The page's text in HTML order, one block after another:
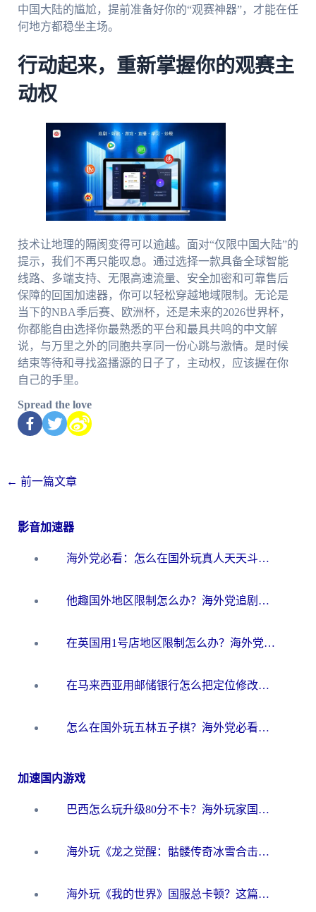
中国大陆的尴尬，提前准备好你的“观赛神器”，才能在任
何地方都稳坐主场。
行动起来，重新掌握你的观赛主
动权
技术让地理的隔阂变得可以逾越。面对“仅限中国大陆”的
提示，我们不再只能叹息。通过选择一款具备全球智能
线路、多端支持、无限高速流量、安全加密和可靠售后
保障的回国加速器，你可以轻松穿越地域限制。无论是
当下的NBA季后赛、欧洲杯，还是未来的2026世界杯，
你都能自由选择你最熟悉的平台和最具共鸣的中文解
说，与万里之外的同胞共享同一份心跳与激情。是时候
结束等待和寻找盗播源的日子了，主动权，应该握在你
自己的手里。
Spread the love
← 前一篇文章
影音加速器
海外党必看：怎么在国外玩真人天天斗地主？附证券开户、音乐定位修改全攻略
他趣国外地区限制怎么办？海外党追剧听歌看直播的一站式解决方案
在英国用1号店地区限制怎么办？海外党必看的回国加速全攻略
在马来西亚用邮储银行怎么把定位修改到中国国内？3个海外生活痛点一次解决
怎么在国外玩五林五子棋？海外党必看的回国加速全攻略（附优酷荔枝FM解决方法）
加速国内游戏
巴西怎么玩升级80分不卡？海外玩家国服游戏加速器终极指南（附避坑技巧）
海外玩《龙之觉醒：骷髅传奇冰雪合击》延迟高？这篇指南帮你解决卡顿烦恼！
海外玩《我的世界》国服总卡顿？这篇我的世界游戏加速器指南帮你解决所有问题